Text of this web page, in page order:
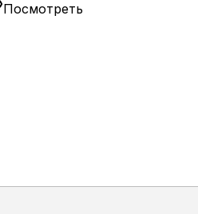
Посмотреть